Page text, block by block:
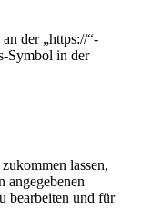
der „https://“-
Symbol in der
lassen,
angegebenen
bearbeiten und für